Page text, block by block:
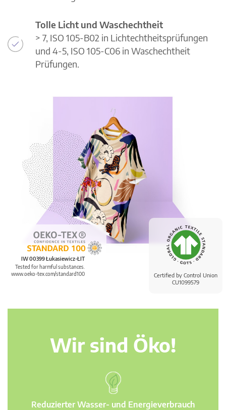
Certified by Control Union
CU1099579
IW 00399 Łukasiewicz-ŁIT
Tested for harmful substances.
www.oeko-tex.com/standard100
Tolle Licht und Waschechtheit
> 7, ISO 105-B02 in Lichtechtheitsprüfungen
und 4-5, ISO 105-C06 in Waschechtheit
Prüfungen.
Wir sind Öko!
Reduzierter Wasser- und Energieverbrauch